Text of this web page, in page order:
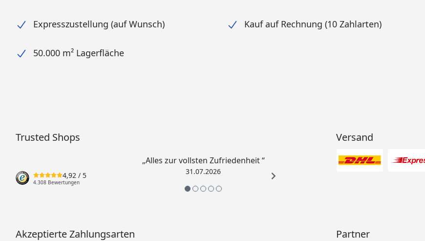
Expresszustellung (auf Wunsch) Kauf auf Rechnung (10 Zahlarten)
50.000 m² Lagerfläche
Trusted Shops
4,92 / 5
4.308 Bewertungen
„Alles zur vollsten Zufriedenheit “
31.07.2026
Versand
Akzeptierte Zahlungsarten Partner